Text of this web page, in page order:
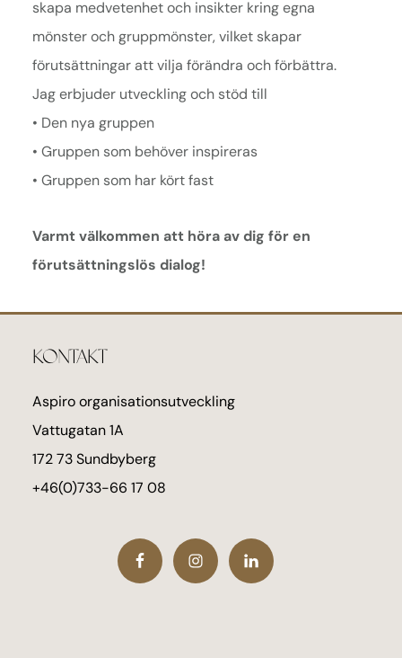
skapa medvetenhet och insikter kring egna
mönster och gruppmönster, vilket skapar
förutsättningar att vilja förändra och förbättra.
Jag erbjuder utveckling och stöd till
• Den nya gruppen
• Gruppen som behöver inspireras
• Gruppen som har kört fast
Varmt välkommen att höra av dig för en
förutsättningslös dialog!
KONTAKT
Aspiro organisationsutveckling
Vattugatan 1A
172 73 Sundbyberg
+46(0)733-66 17 08